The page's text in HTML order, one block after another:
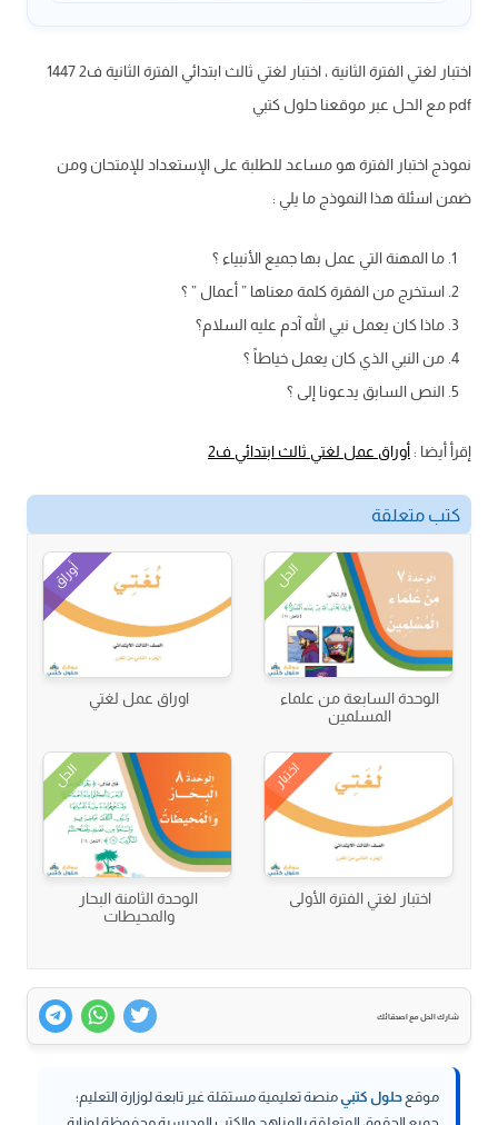
اختبار لغتي الفترة الثانية ، اختبار لغتي ثالث ابتدائي الفترة الثانية ف2 1447
pdf مع الحل عبر موقعنا حلول كتبي
نموذج اختبار الفترة هو مساعد للطلبة على الإستعداد للإمتحان ومن
ضمن اسئلة هذا النموذج ما يلي :
ما المهنة التي عمل بها جميع الأنبياء ؟
استخرج من الفقرة كلمة معناها ” أعمال ” ؟
ماذا كان يعمل نبي الله آدم عليه السلام؟
من النبي الذي كان يعمل خياطاً ؟
النص السابق يدعونا إلى ؟
إقرأ أيضا :أوراق عمل لغتي ثالث ابتدائي ف2
كتب متعلقة
الحل
الوحدة السابعة من علماء
المسلمين
أوراق
اوراق عمل لغتي
اختبار
اختبار لغتي الفترة الأولى
الحل
الوحدة الثامنة البحار
والمحيطات
شارك الحل مع اصدقائك
موقع حلول كتبيمنصة تعليمية مستقلة غير تابعة لوزارة التعليم؛